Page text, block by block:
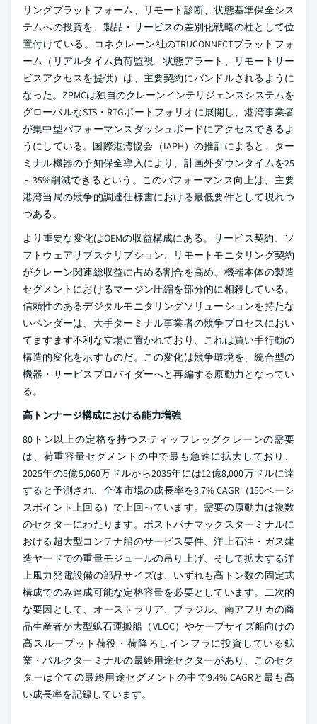
リングプラットフォーム、リモート診断、状態基準保全シス
テムへの投資を、製品・サービスの差別化戦略の柱として位
置付けている。コネクレーン社のTRUCONNECTプラットフォ
ーム（リアルタイム負荷監視、状態アラート、リモートサー
ビスアクセスを提供）は、主要契約にバンドルされるように
なった。ZPMCは独自のクレーンインテリジェンスシステムを
グローバルなSTS・RTGポートフォリオに展開し、港湾事業者
が集中型パフォーマンスダッシュボードにアクセスできるよ
うにしている。国際港湾協会（IAPH）の推計によると、ター
ミナル機器の予知保全導入により、計画外ダウンタイムを25
～35%削減できるという。このパフォーマンス向上は、主要
港湾当局の競争的調達仕様書における最低要件として現れつ
つある。
より重要な変化はOEMの収益構成にある。サービス契約、ソ
フトウェアサブスクリプション、リモートモニタリング契約
がクレーン関連総収益に占める割合を高め、機器本体の製造
セグメントにおけるマージン圧縮を部分的に相殺している。
信頼性のあるデジタルモニタリングソリューションを持たな
いベンダーは、大手ターミナル事業者の競争プロセスにおい
てますます不利な立場に置かれており、これは買い手行動の
構造的変化を示すものだ。この変化は競争環境を、統合型の
機器・サービスプロバイダーへと再編する原動力となってい
る。
高トンナージ構成における能力増強
80トン以上の定格を持つスティッフレッグクレーンの需要
は、荷重容量セグメントの中で最も急速に拡大しており、
2025年の5億5,060万ドルから2035年には12億8,000万ドルに達
すると予測され、全体市場の成長率を8.7% CAGR（150ベーシ
スポイント上回る）で上回っています。需要の原動力は複数
のセクターにわたります。ポストパナマックスターミナルに
おける超大型コンテナ船のサービス要件、洋上石油・ガス建
造ヤードでの重量モジュールの吊り上げ、そして拡大する洋
上風力発電設備の部品サイズは、いずれも高トン数の固定式
構成でのみ達成可能な定格容量を必要としています。二次的
な要因として、オーストラリア、ブラジル、南アフリカの商
品生産者が大型鉱石運搬船（VLOC）やケープサイズ船向けの
高スループット荷役・荷降ろしインフラに投資している鉱
業・バルクターミナルの最終用途セクターがあり、このセク
ターは全ての最終用途セグメントの中で9.4% CAGRと最も高
い成長率を記録しています。